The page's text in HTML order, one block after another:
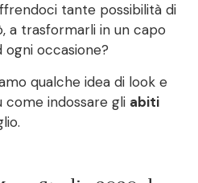
tante possibilità di
a trasformarli in un capo
occasione?
qualche idea di look e
come indossare gli abiti